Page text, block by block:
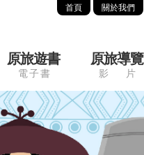
首頁 關於我們
原旅遊書
電 子 書
原旅導覽
影 片